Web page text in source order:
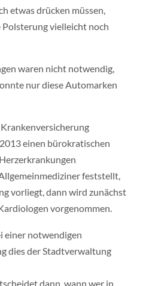
etwas drücken müssen,
vielleicht noch
waren nicht notwendig,
nur diese Automarken
einen bürokratischen
feststellt,
vorliegt, dann wird zunächst
vorgenommen.
einer notwendigen
dies der Stadtverwaltung
dann, wann wer in